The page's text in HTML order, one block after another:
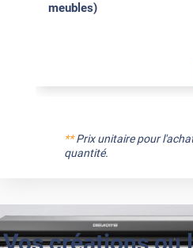
meubles)
**Prix unitaire pour
quantité.